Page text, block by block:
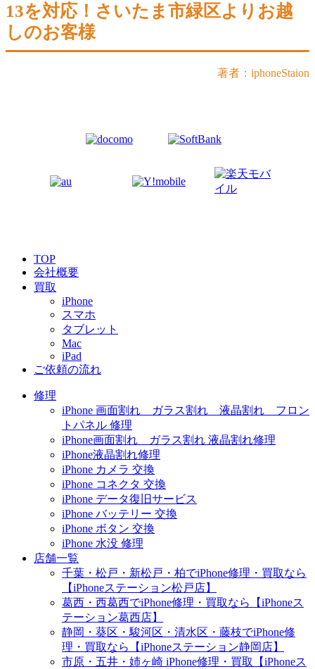
13を対応！さいたま市緑区よりお越
しのお客様
著者：iphoneStaion
TOP
会社概要
買取
iPhone
スマホ
タブレット
Mac
iPad
ご依頼の流れ
修理
iPhone 画面割れ ガラス割れ 液晶割れ フロン
トパネル 修理
iPhone画面割れ ガラス割れ 液晶割れ修理
iPhone液晶割れ修理
iPhone カメラ 交換
iPhone コネクタ 交換
iPhone データ復旧サービス
iPhone バッテリー 交換
iPhone ボタン 交換
iPhone 水没 修理
店舗一覧
千葉・松戸・新松戸・柏でiPhone修理・買取なら
【iPhoneステーション松戸店】
葛西・西葛西でiPhone修理・買取なら【iPhoneス
テーション葛西店】
静岡・葵区・駿河区・清水区・藤枝でiPhone修
理・買取なら【iPhoneステーション静岡店】
市原・五井・姉ヶ崎 iPhone修理・買取【iPhoneス